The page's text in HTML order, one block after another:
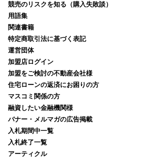
競売のリスクを知る（購入失敗談）
用語集
関連書籍
特定商取引法に基づく表記
運営団体
加盟店ログイン
加盟をご検討の不動産会社様
住宅ローンの返済にお困りの方
マスコミ関係の方
融資したい金融機関様
バナー・メルマガの広告掲載
入札期間中一覧
入札終了一覧
アーティクル